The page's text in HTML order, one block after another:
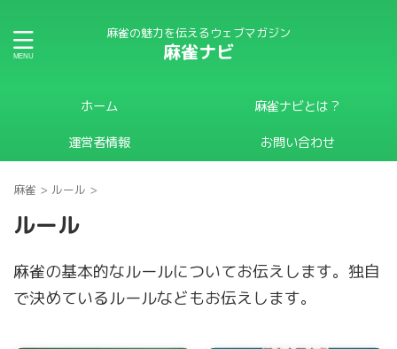
麻雀の魅力を伝えるウェブマガジン
麻雀ナビ
ホーム 麻雀ナビとは？
運営者情報 お問い合わせ
麻雀 > ルール >
ルール
麻雀の基本的なルールについてお伝えします。独自
で決めているルールなどもお伝えします。